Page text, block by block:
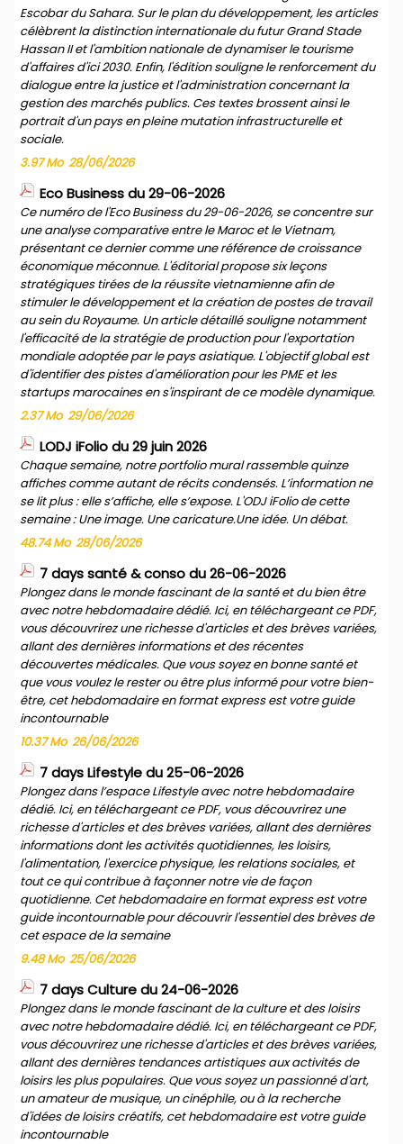
Escobar du Sahara. Sur le plan du développement, les articles
célèbrent la distinction internationale du futur Grand Stade
Hassan II et l'ambition nationale de dynamiser le tourisme
d'affaires d'ici 2030. Enfin, l'édition souligne le renforcement du
dialogue entre la justice et l'administration concernant la
gestion des marchés publics. Ces textes brossent ainsi le
portrait d'un pays en pleine mutation infrastructurelle et
sociale.
3.97 Mo 28/06/2026
Eco Business du 29-06-2026
Ce numéro de l'Eco Business du 29-06-2026, se concentre sur
une analyse comparative entre le Maroc et le Vietnam,
présentant ce dernier comme une référence de croissance
économique méconnue. L'éditorial propose six leçons
stratégiques tirées de la réussite vietnamienne afin de
stimuler le développement et la création de postes de travail
au sein du Royaume. Un article détaillé souligne notamment
l'efficacité de la stratégie de production pour l'exportation
mondiale adoptée par le pays asiatique. L'objectif global est
d'identifier des pistes d'amélioration pour les PME et les
startups marocaines en s'inspirant de ce modèle dynamique.
2.37 Mo 29/06/2026
LODJ iFolio du 29 juin 2026
Chaque semaine, notre portfolio mural rassemble quinze
affiches comme autant de récits condensés. L’information ne
se lit plus : elle s’affiche, elle s’expose. L'ODJ iFolio de cette
semaine : Une image. Une caricature.Une idée. Un débat.
48.74 Mo 28/06/2026
7 days santé & conso du 26-06-2026
Plongez dans le monde fascinant de la santé et du bien être
avec notre hebdomadaire dédié. Ici, en téléchargeant ce PDF,
vous découvrirez une richesse d'articles et des brèves variées,
allant des dernières informations et des récentes
découvertes médicales. Que vous soyez en bonne santé et
que vous voulez le rester ou être plus informé pour votre bien-
être, cet hebdomadaire en format express est votre guide
incontournable
10.37 Mo 26/06/2026
7 days Lifestyle du 25-06-2026
Plongez dans l’espace Lifestyle avec notre hebdomadaire
dédié. Ici, en téléchargeant ce PDF, vous découvrirez une
richesse d'articles et des brèves variées, allant des dernières
informations dont les activités quotidiennes, les loisirs,
l'alimentation, l'exercice physique, les relations sociales, et
tout ce qui contribue à façonner notre vie de façon
quotidienne. Cet hebdomadaire en format express est votre
guide incontournable pour découvrir l'essentiel des brèves de
cet espace de la semaine
9.48 Mo 25/06/2026
7 days Culture du 24-06-2026
Plongez dans le monde fascinant de la culture et des loisirs
avec notre hebdomadaire dédié. Ici, en téléchargeant ce PDF,
vous découvrirez une richesse d'articles et des brèves variées,
allant des dernières tendances artistiques aux activités de
loisirs les plus populaires. Que vous soyez un passionné d'art,
un amateur de musique, un cinéphile, ou à la recherche
d'idées de loisirs créatifs, cet hebdomadaire est votre guide
incontournable